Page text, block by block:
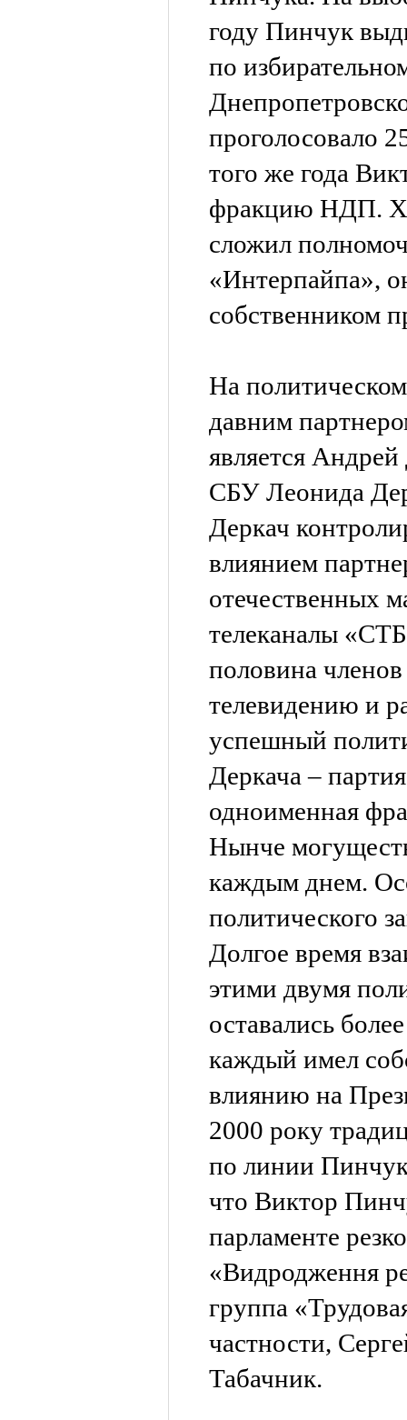
году Пинчук
по
проголосовало
того же года
фракцию НДП.
сложил
«Интерпайпа»,
собственником
На
давним
является
СБУ Леонида
Деркач
влиянием
отечественных
телеканалы
половина
телевидению и
успешный
Деркача –
одноименная
Нынче
каждым днем.
политического
Долгое время
этими двумя
оставались
каждый имел
влиянию на
2000 року
по линии
что Виктор
парламенте
«Видродження
группа
частности,
Табачник.